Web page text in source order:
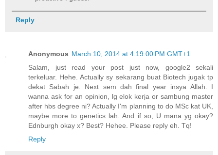
Reply
Anonymous March 10, 2014 at 4:19:00 PM GMT+1
Salam, just read your post just now, google2 sekali
terkeluar. Hehe. Actually sy sekarang buat Biotech jugak tp
dekat Sabah je. Next sem dah final year insya Allah. I
wanna ask for an opinion, lg elok kerja or sambung master
after hbs degree ni? Actually I'm planning to do MSc kat UK,
maybe more to genetics lah. And if so, U mana yg okay?
Ednburgh okay x? Best? Hehee. Please reply eh. Tq!
Reply